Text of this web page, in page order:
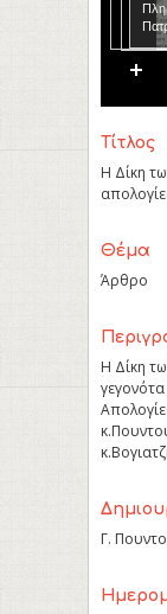
Τίτλος
Η Δίκη
Θέμα
Άρθρο
Η Δίκη
Γ.